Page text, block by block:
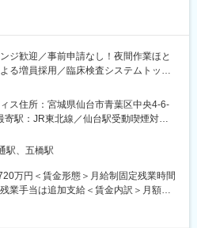
業務
トオフィスも活用
を母体として、1968年に誕生以来、キ
置の総代理店など、ニーズに合わせた
達する「商社」機能・お客様固有の課
歓迎／事前申請なし！夜間作業ほと
る増員採用／臨床検査システムトップ
在案件の受注も増えており、技術職の
ております♪
る臨床検査情報システムの導入サポー
、設定・構築作業、テスト対応、稼働
ます。
ス住所：宮城県仙台市青葉区中央4-6-
駅：JR東北線／仙台駅受動喫煙対
囲：会社の定める事業所（リモートワ
駅、五橋駅
万円＜賃金形態＞月給制固定残業時間
業手当は追加支給＜賃金内訳＞月額